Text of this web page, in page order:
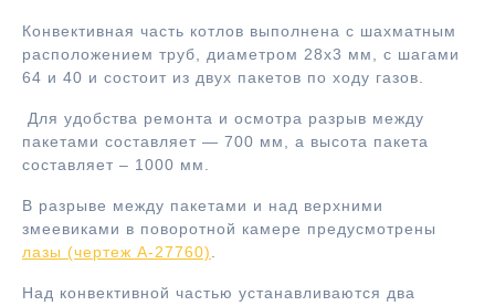
Конвективная часть котлов выполнена с шахматным
расположением труб, диаметром 28х3 мм, с шагами
64 и 40 и состоит из двух пакетов по ходу газов.
Для удобства ремонта и осмотра разрыв между
пакетами составляет — 700 мм, а высота пакета
составляет – 1000 мм.
В разрыве между пакетами и над верхними
змеевиками в поворотной камере предусмотрены
лазы (чертеж А-27760)
Над конвективной частью устанавливаются два